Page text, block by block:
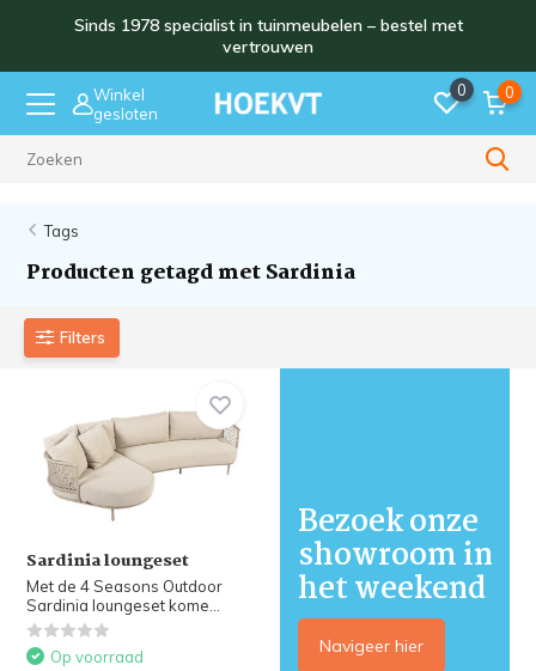
Sinds 1978 specialist in tuinmeubelen – bestel met
vertrouwen
Winkel
gesloten
0 0
Tags
Producten getagd met Sardinia
Filters
Sardinia loungeset
Met de 4 Seasons Outdoor
Sardinia loungeset kome...
Op voorraad
Bezoek onze
showroom in
het weekend
Navigeer hier